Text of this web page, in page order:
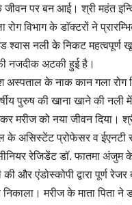
पर बन आई। श्री महंत
रोग विभाग के डाॅक्टरों ने
श्वास नली के निकट महत्वपूर्ण
नजदीक अटकी हुई है।
अस्पताल के नाक कान गला रोग
पुरुष की खाना खाने की
मरीज को नया जीवन दिया।
के असिस्टेंट प्रोफेसर व ईएनटी
रेजिडेंट डॉ. फातमा अंजुम
और एंडोस्कोपी द्वारा पूर्ण
मरीज के माता पिता ने